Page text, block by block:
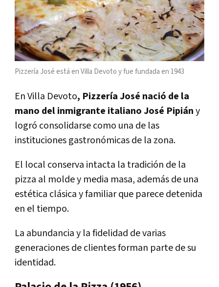
Pizzería José está en Villa Devoto y fue fundada en 1943
En Villa Devoto, Pizzería José nació de la
mano del inmigrante italiano José Pipiány
logró consolidarse como una de las
instituciones gastronómicas de la zona.
El local conserva intacta la tradición de la
pizza al molde y media masa, además de una
estética clásica y familiar que parece detenida
en el tiempo.
La abundancia y la fidelidad de varias
generaciones de clientes forman parte de su
identidad.